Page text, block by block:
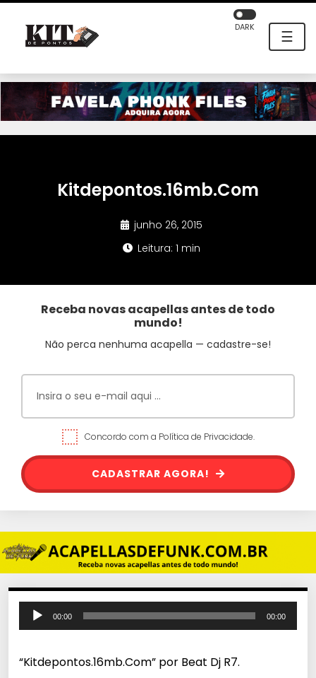
☰
DARK
Kitdepontos.16mb.Com
junho 26, 2015
Leitura: 1 min
Receba novas acapellas antes de todo
mundo!
Não perca nenhuma acapella — cadastre-se!
Concordo com a Política de Privacidade.
CADASTRAR AGORA!
o
a
00:00 00:00
“Kitdepontos.16mb.Com” por Beat Dj R7.